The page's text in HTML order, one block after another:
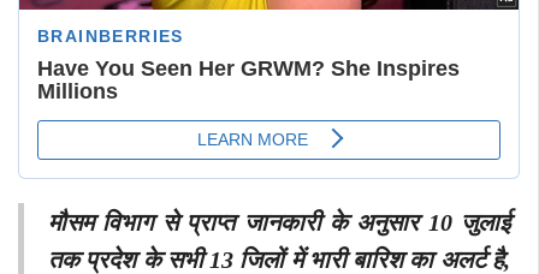
मौसम विभाग से प्राप्त जानकारी के अनुसार 10 जुलाई
तक प्रदेश के सभी 13 जिलों में भारी बारिश का अलर्ट है,